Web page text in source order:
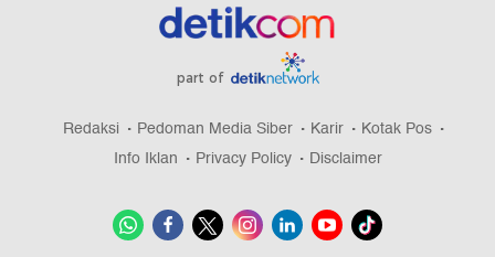
part of
Redaksi Pedoman Media Siber Karir
Kotak Pos
Info Iklan
Privacy Policy Disclaimer